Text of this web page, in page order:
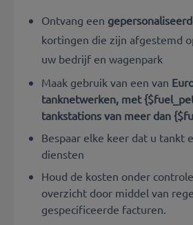
Ontvang een
kortingen die zijn afgestemd
uw bedrijf en wagenpark
Maak gebruik van een van
tanknetwerken, met
tankstations van meer dan
Bespaar elke keer dat u tankt
diensten
Houd de kosten onder
overzicht door middel van
gespecificeerde facturen.